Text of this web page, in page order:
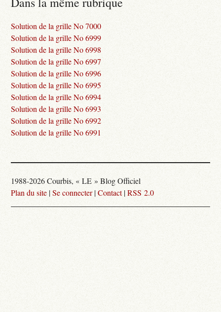
Solution de la grille No 7000
Solution de la grille No 6999
Solution de la grille No 6998
Solution de la grille No 6997
Solution de la grille No 6996
Solution de la grille No 6995
Solution de la grille No 6994
Solution de la grille No 6993
Solution de la grille No 6992
Solution de la grille No 6991
1988-2026 Courbis, « LE » Blog Officiel
Plan du site |Se connecter|Contact|RSS 2.0